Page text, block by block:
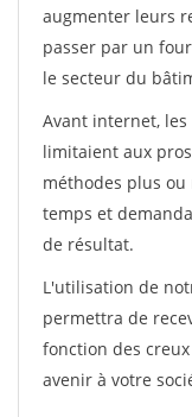
augmenter leurs
passer par un
le secteur du
Avant internet,
limitaient aux
méthodes plus
temps et
de résultat.
L'utilisation de
permettra de
fonction des
avenir à votre